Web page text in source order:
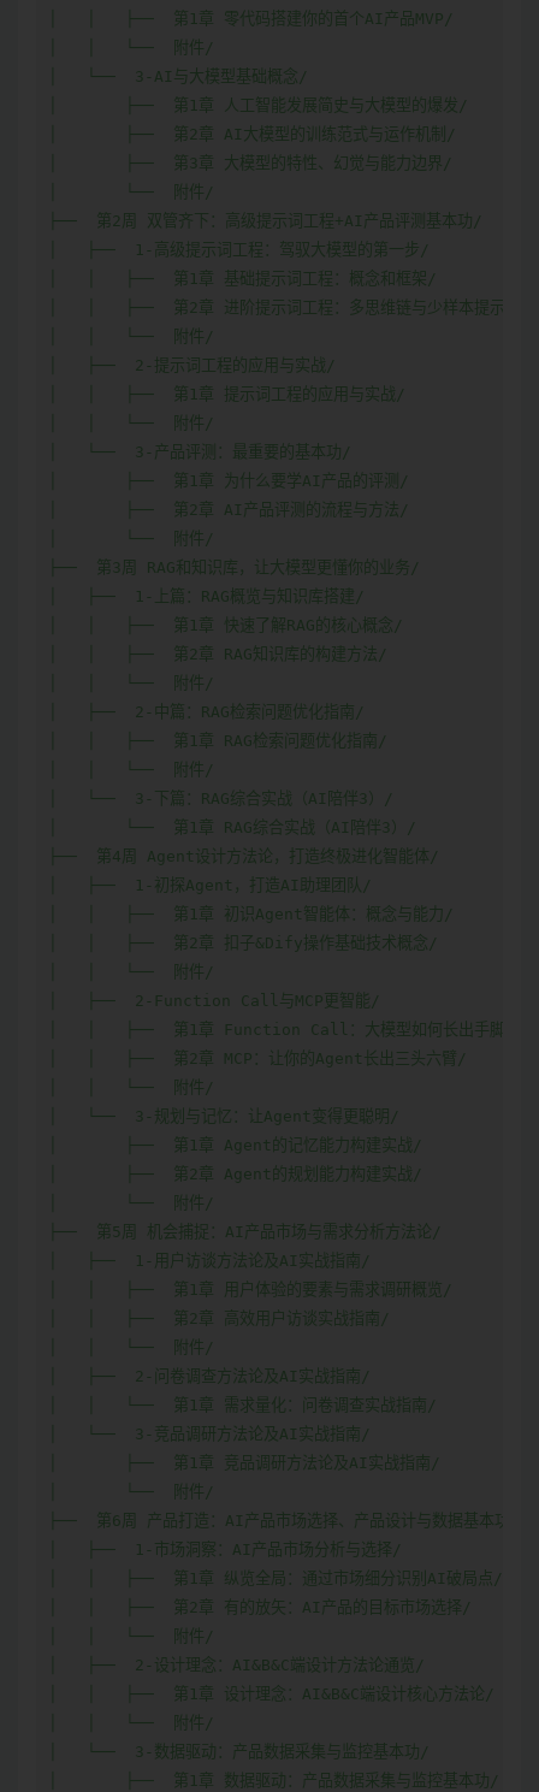
│   │   ├──  第1章 零代码搭建你的首个AI产品MVP/
│   │   └──  附件/
│   └──  3-AI与大模型基础概念/
│       ├──  第1章 人工智能发展简史与大模型的爆发/
│       ├──  第2章 AI大模型的训练范式与运作机制/
│       ├──  第3章 大模型的特性、幻觉与能力边界/
│       └──  附件/
├──  第2周 双管齐下：高级提示词工程+AI产品评测基本功/
│   ├──  1-高级提示词工程：驾驭大模型的第一步/
│   │   ├──  第1章 基础提示词工程：概念和框架/
│   │   ├──  第2章 进阶提示词工程：多思维链与少样本提示/
│   │   └──  附件/
│   ├──  2-提示词工程的应用与实战/
│   │   ├──  第1章 提示词工程的应用与实战/
│   │   └──  附件/
│   └──  3-产品评测：最重要的基本功/
│       ├──  第1章 为什么要学AI产品的评测/
│       ├──  第2章 AI产品评测的流程与方法/
│       └──  附件/
├──  第3周 RAG和知识库，让大模型更懂你的业务/
│   ├──  1-上篇：RAG概览与知识库搭建/
│   │   ├──  第1章 快速了解RAG的核心概念/
│   │   ├──  第2章 RAG知识库的构建方法/
│   │   └──  附件/
│   ├──  2-中篇：RAG检索问题优化指南/
│   │   ├──  第1章 RAG检索问题优化指南/
│   │   └──  附件/
│   └──  3-下篇：RAG综合实战（AI陪伴3）/
│       └──  第1章 RAG综合实战（AI陪伴3）/
├──  第4周 Agent设计方法论，打造终极进化智能体/
│   ├──  1-初探Agent，打造AI助理团队/
│   │   ├──  第1章 初识Agent智能体：概念与能力/
│   │   ├──  第2章 扣子&Dify操作基础技术概念/
│   │   └──  附件/
│   ├──  2-Function Call与MCP更智能/
│   │   ├──  第1章 Function Call：大模型如何长出手脚/
│   │   ├──  第2章 MCP：让你的Agent长出三头六臂/
│   │   └──  附件/
│   └──  3-规划与记忆：让Agent变得更聪明/
│       ├──  第1章 Agent的记忆能力构建实战/
│       ├──  第2章 Agent的规划能力构建实战/
│       └──  附件/
├──  第5周 机会捕捉：AI产品市场与需求分析方法论/
│   ├──  1-用户访谈方法论及AI实战指南/
│   │   ├──  第1章 用户体验的要素与需求调研概览/
│   │   ├──  第2章 高效用户访谈实战指南/
│   │   └──  附件/
│   ├──  2-问卷调查方法论及AI实战指南/
│   │   └──  第1章 需求量化：问卷调查实战指南/
│   └──  3-竞品调研方法论及AI实战指南/
│       ├──  第1章 竞品调研方法论及AI实战指南/
│       └──  附件/
├──  第6周 产品打造：AI产品市场选择、产品设计与数据基本功/
│   ├──  1-市场洞察：AI产品市场分析与选择/
│   │   ├──  第1章 纵览全局：通过市场细分识别AI破局点/
│   │   ├──  第2章 有的放矢：AI产品的目标市场选择/
│   │   └──  附件/
│   ├──  2-设计理念：AI&B&C端设计方法论通览/
│   │   ├──  第1章 设计理念：AI&B&C端设计核心方法论/
│   │   └──  附件/
│   └──  3-数据驱动：产品数据采集与监控基本功/
│       ├──  第1章 数据驱动：产品数据采集与监控基本功/